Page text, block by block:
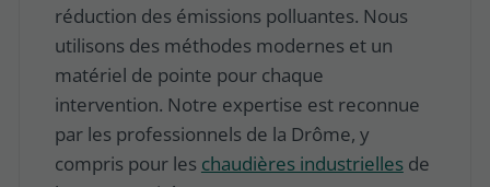
réduction des émissions polluantes. Nous
utilisons des méthodes modernes et un
matériel de pointe pour chaque
intervention. Notre expertise est reconnue
par les professionnels de la Drôme, y
compris pour les chaudières industriellesde